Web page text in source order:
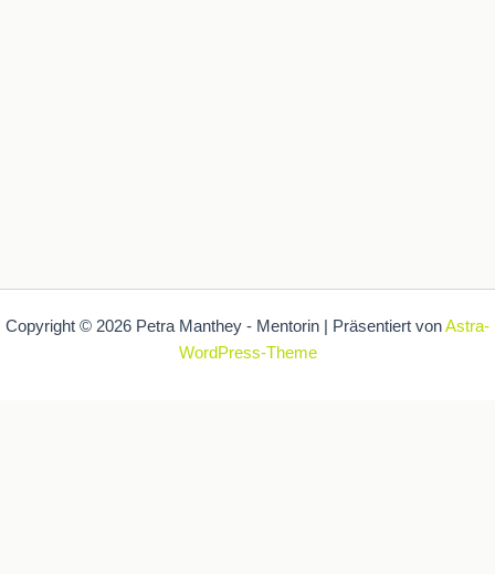
Copyright © 2026 Petra Manthey - Mentorin | Präsentiert vonAstra-
WordPress-Theme